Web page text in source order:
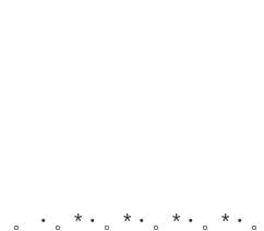
。 ・。*・。*・。*・。*・